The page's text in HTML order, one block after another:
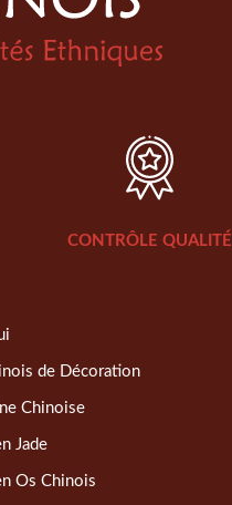
CONTRÔLE QUALITÉ
de Décoration
Chinoise
Jade
Os Chinois